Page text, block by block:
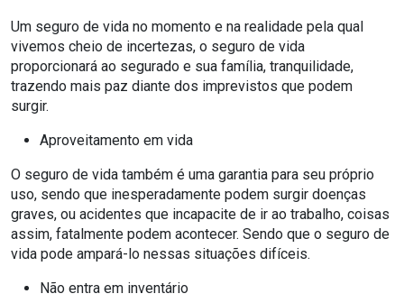
Um seguro de vida no momento e na realidade pela qual
vivemos cheio de incertezas, o seguro de vida
proporcionará ao segurado e sua família, tranquilidade,
trazendo mais paz diante dos imprevistos que podem
surgir.
Aproveitamento em vida
O seguro de vida também é uma garantia para seu próprio
uso, sendo que inesperadamente podem surgir doenças
graves, ou acidentes que incapacite de ir ao trabalho, coisas
assim, fatalmente podem acontecer. Sendo que o seguro de
vida pode ampará-lo nessas situações difíceis.
Não entra em inventário